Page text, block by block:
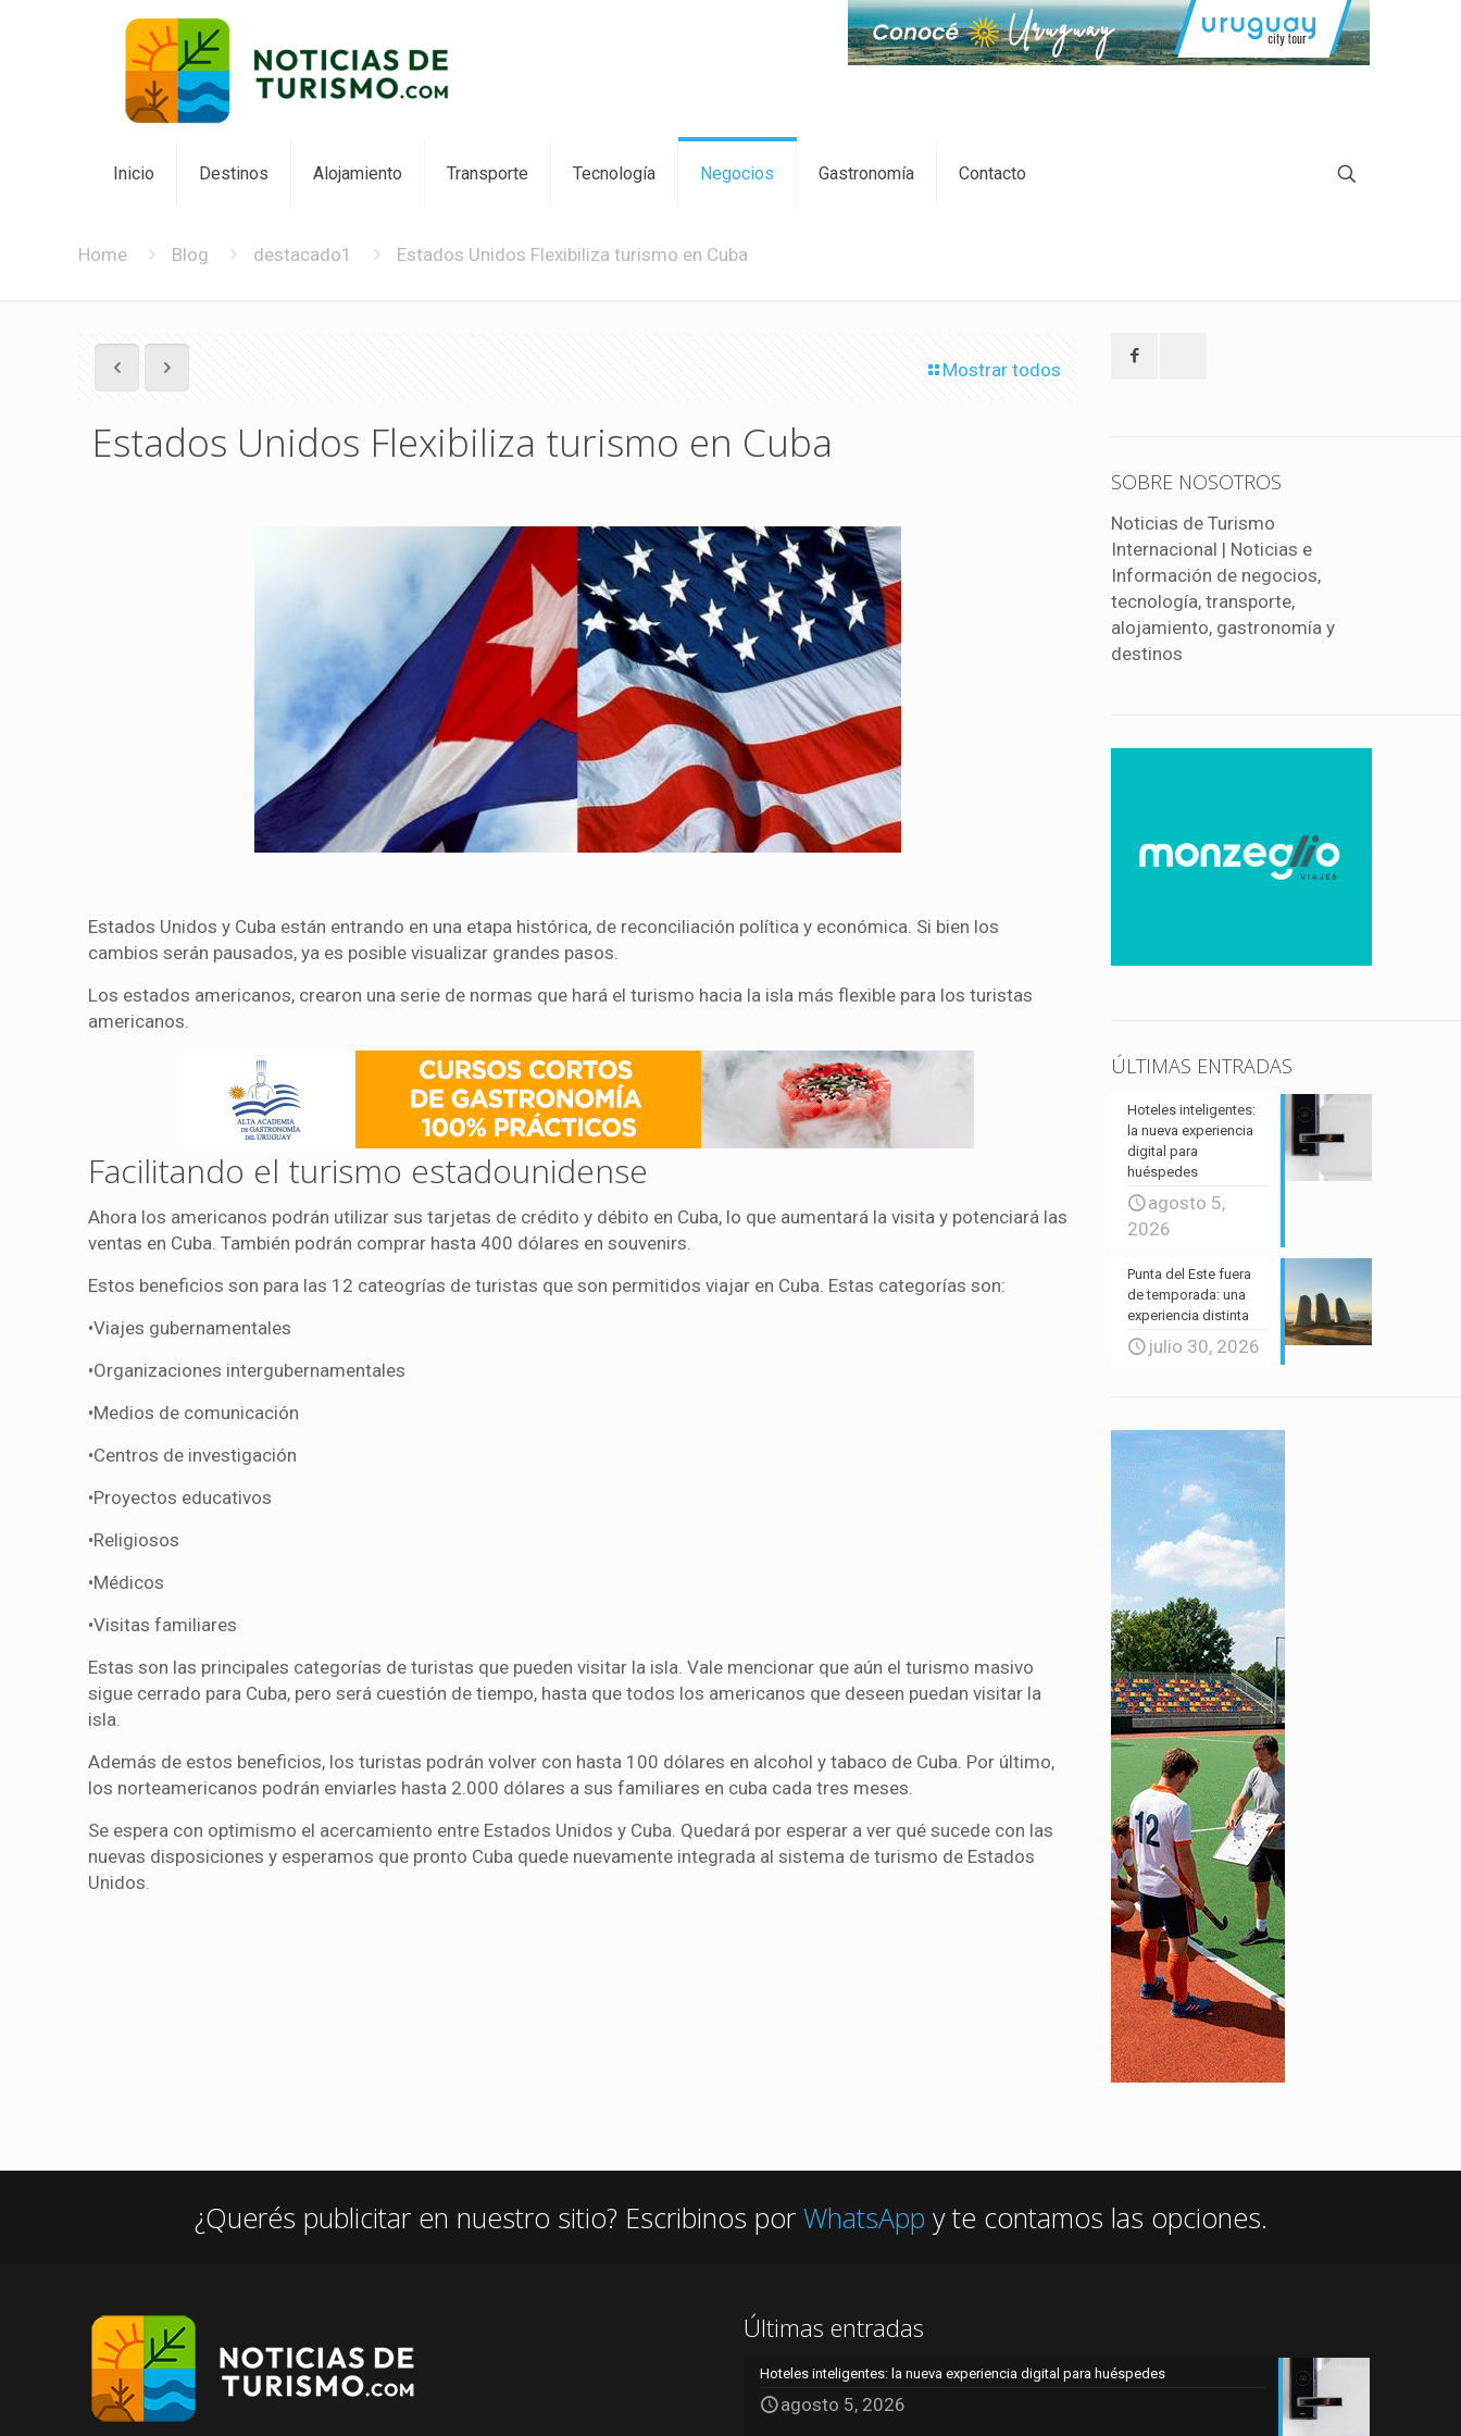
Inicio Destinos Alojamiento Transporte Tecnología Negocios Gastronomía Contacto
Home Blog destacado1 Estados Unidos Flexibiliza turismo en Cuba
Mostrar todos
Estados Unidos Flexibiliza turismo en Cuba
Estados Unidos y Cuba están entrando en una etapa histórica, de reconciliación política y económica. Si bien los
cambios serán pausados, ya es posible visualizar grandes pasos.
Los estados americanos, crearon una serie de normas que hará el turismo hacia la isla más flexible para los turistas
americanos.
Facilitando el turismo estadounidense
Ahora los americanos podrán utilizar sus tarjetas de crédito y débito en Cuba, lo que aumentará la visita y potenciará las
ventas en Cuba. También podrán comprar hasta 400 dólares en souvenirs.
Estos beneficios son para las 12 cateogrías de turistas que son permitidos viajar en Cuba. Estas categorías son:
•Viajes gubernamentales
•Organizaciones intergubernamentales
•Medios de comunicación
•Centros de investigación
•Proyectos educativos
•Religiosos
•Médicos
•Visitas familiares
Estas son las principales categorías de turistas que pueden visitar la isla. Vale mencionar que aún el turismo masivo
sigue cerrado para Cuba, pero será cuestión de tiempo, hasta que todos los americanos que deseen puedan visitar la
isla.
Además de estos beneficios, los turistas podrán volver con hasta 100 dólares en alcohol y tabaco de Cuba. Por último,
los norteamericanos podrán enviarles hasta 2.000 dólares a sus familiares en cuba cada tres meses.
Se espera con optimismo el acercamiento entre Estados Unidos y Cuba. Quedará por esperar a ver qué sucede con las
nuevas disposiciones y esperamos que pronto Cuba quede nuevamente integrada al sistema de turismo de Estados
Unidos.
SOBRE NOSOTROS
Noticias de Turismo
Internacional | Noticias e
Información de negocios,
tecnología, transporte,
alojamiento, gastronomía y
destinos
ÚLTIMAS ENTRADAS
Hoteles inteligentes:
la nueva experiencia
digital para
huéspedes
agosto 5,
2026
Punta del Este fuera
de temporada: una
experiencia distinta
julio 30, 2026
¿Querés publicitar en nuestro sitio? Escribinos por WhatsApp y te contamos las opciones.
Últimas entradas
Hoteles inteligentes: la nueva experiencia digital para huéspedes
agosto 5, 2026